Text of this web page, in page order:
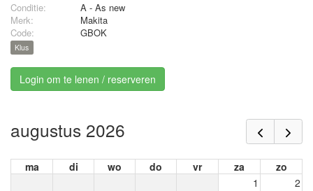
Conditie:
A - As new
Merk:
Makita
Code:
GBOK
Klus
Login om te lenen / reserveren
augustus 2026
ma di wo do vr za
zo
1
2